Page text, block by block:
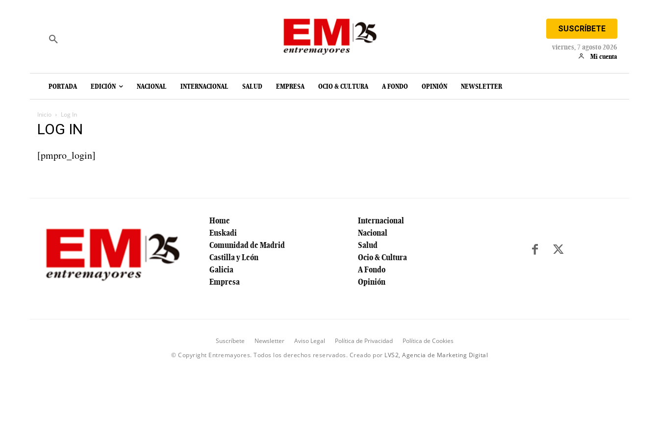
SUSCRÍBETE
viernes, 7 agosto 2026
Mi cuenta
PORTADA EDICIÓN NACIONAL INTERNACIONAL SALUD EMPRESA OCIO & CULTURA A FONDO OPINIÓN NEWSLETTER
Inicio Log In
LOG IN
[pmpro_login]
Home
Euskadi
Comunidad de Madrid
Castilla y León
Galicia
Empresa
Internacional
Nacional
Salud
Ocio & Cultura
A Fondo
Opinión
Suscríbete Newsletter Aviso Legal Política de Privacidad
Política de Cookies
© Copyright Entremayores. Todos los derechos reservados. Creado por LVS2, Agencia de Marketing Digital